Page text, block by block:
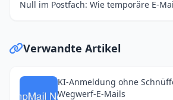
Verwandte Artikel
KI-Anmeldung ohne
Wegwerf-E-Mails